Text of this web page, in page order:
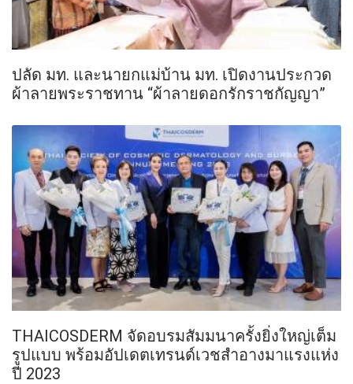
ปลัด มท. และนายกแม่บ้าน มท. เปิดงานประกวด
ผ้าลายพระราชทาน “ผ้าลายดอกรักราชกัญญา”
THAICOSDERM จัดอบรมสัมมนาครั้งยิ่งใหญ่เต็ม
รูปแบบ พร้อมอัปเดตเทรนด์เวชสำอางมาแรงแห่ง
ปี 2023